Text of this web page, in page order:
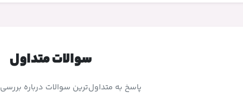
سوالات متداول
پاسخ به متداول‌ترین سوالات درباره بررسی Traceroute